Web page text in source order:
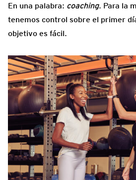
En una palabra: coaching. Para la
tenemos control sobre el primer
objetivo es fácil.